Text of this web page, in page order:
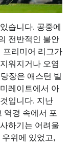
습니다. 공중에
전반적인 불안
프리미어 리그가
워지거나 오염
장은 애스턴 빌
레이트에서 아
입니다. 지난
역경 속에서 포
하기는 어려울
위에 있었고,